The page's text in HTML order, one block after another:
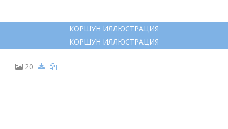
КОРШУН ИЛЛЮСТРАЦИЯ
КОРШУН ИЛЛЮСТРАЦИЯ
20